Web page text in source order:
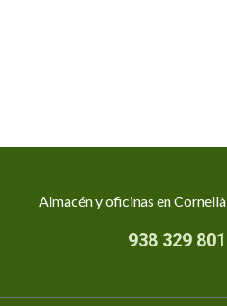
Almacén y oficinas en Cornellà
938 329 801